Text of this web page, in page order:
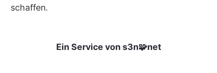
schaffen.
Ein Service von s3n🧩net